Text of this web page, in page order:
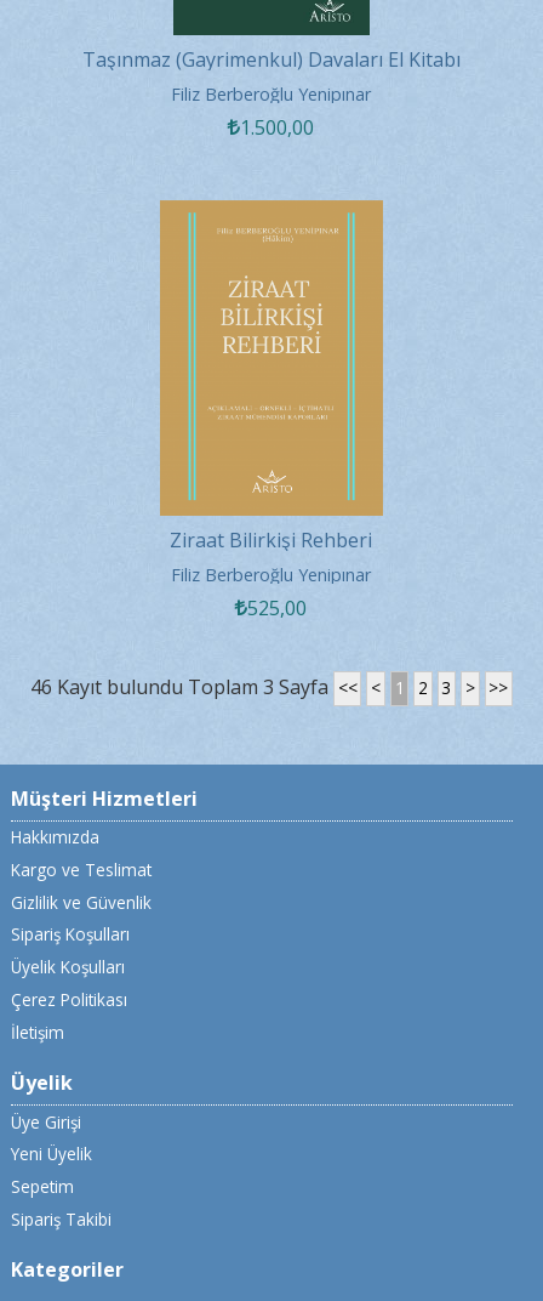
Taşınmaz (Gayrimenkul) Davaları El Kitabı
Filiz Berberoğlu Yenipınar
1.500,00
Ziraat Bilirkişi Rehberi
Filiz Berberoğlu Yenipınar
525,00
46 Kayıt bulundu Toplam 3 Sayfa << < 1 2 3 > >>
Müşteri Hizmetleri
Hakkımızda
Kargo ve Teslimat
Gizlilik ve Güvenlik
Sipariş Koşulları
Üyelik Koşulları
Çerez Politikası
İletişim
Üyelik
Üye Girişi
Yeni Üyelik
Sepetim
Sipariş Takibi
Kategoriler